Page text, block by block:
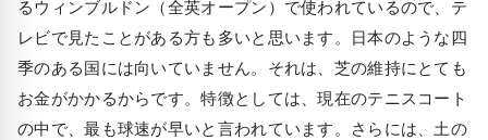
るウィンブルドン（全英オープン）で使われているので、テ
レビで見たことがある方も多いと思います。日本のような四
季のある国には向いていません。それは、芝の維持にとても
お金がかかるからです。特徴としては、現在のテニスコート
の中で、最も球速が早いと言われています。さらには、土の